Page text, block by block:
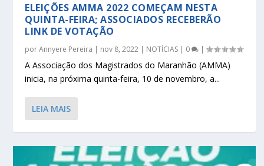
ELEIÇÕES AMMA 2022 COMEÇAM NESTA
QUINTA-FEIRA; ASSOCIADOS RECEBERÃO
LINK DE VOTAÇÃO
porAnnyere Pereira | nov 8, 2022 | NOTÍCIAS | 0 |
A Associação dos Magistrados do Maranhão (AMMA)
inicia, na próxima quinta-feira, 10 de novembro, a...
LEIA MAIS